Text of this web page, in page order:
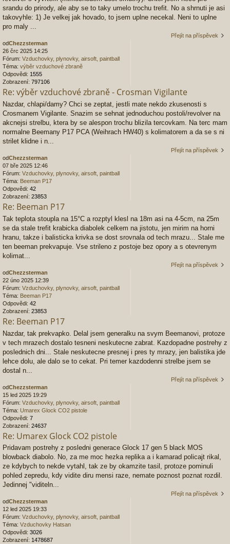
srandu do prirody, ale aby se to taky umelo trochu trefit. No a shrnuti je asi
takovyhle: 1) Je velkej jak hovado, to jsem uplne necekal. Neni to uplne
pro maly ...
Přejít na příspěvek
odChezzsterman
26 črc 2025 14:25
Fórum: Vzduchovky, plynovky, airsoft, paintball
Téma: výběr vzduchové zbraně
Odpovědi: 1555
Zobrazení: 797106
Re: výběr vzduchové zbraně - Crosman Vigilante
Nazdar, chlapi/damy? Chci se zeptat, jestli mate nekdo zkusenosti s
Crosmanem Vigilante. Snazim se sehnat jednoduchou postoli/revolver na
akcnejsi strelbu, ktera by se alespon trochu blizila tercovkam. Na terc mam
normalne Beemany P17 PCA (Weihrach HW40) s kolimatorem a da se s ni
strilet klidne i n...
Přejít na příspěvek
odChezzsterman
07 bře 2025 12:46
Fórum: Vzduchovky, plynovky, airsoft, paintball
Téma: Beeman P17
Odpovědi: 42
Zobrazení: 23853
Re: Beeman P17
Tak teplota stoupla na 15°C a rozptyl klesl na 18m asi na 4-5cm, na 25m
se da stale trefit krabicka diabolek celkem na jistotu, jen mirim na horni
hranu, takze i balisticka krivka se dost srovnala od tech mrazu... Stale me
ten beeman prekvapuje. Vse strileno z postoje bez opory a s otevrenym
kolimat...
Přejít na příspěvek
odChezzsterman
22 úno 2025 12:39
Fórum: Vzduchovky, plynovky, airsoft, paintball
Téma: Beeman P17
Odpovědi: 42
Zobrazení: 23853
Re: Beeman P17
Nazdar, tak prekvapko. Delal jsem generalku na svym Beemanovi, protoze
v tech mrazech dostalo tesneni neskutecne zabrat. Kazdopadne postrehy z
poslednich dni... Stale neskutecne presnej i pres ty mrazy, jen balistika jde
lehce dolu, ale dalo se to cekat. Pri temer kazdodenni strelbe jsem se
dostal n...
Přejít na příspěvek
odChezzsterman
15 led 2025 19:29
Fórum: Vzduchovky, plynovky, airsoft, paintball
Téma: Umarex Glock CO2 pistole
Odpovědi: 7
Zobrazení: 24637
Re: Umarex Glock CO2 pistole
Pridavam postrehy z posledni generace Glock 17 gen 5 black MOS
blowback diabolo. No, za me moc hezka replika a i kamarad policajt rikal,
ze kdybych to nekde vytahl, tak ze by okamzite tasil, protoze pominuli
pohled zepredu, kdy vidite diru mensi raze, nemate poznost poznat rozdil.
Jedinnej "viditeln...
Přejít na příspěvek
odChezzsterman
12 led 2025 19:33
Fórum: Vzduchovky, plynovky, airsoft, paintball
Téma: Vzduchovky Hatsan
Odpovědi: 3026
Zobrazení: 1478687